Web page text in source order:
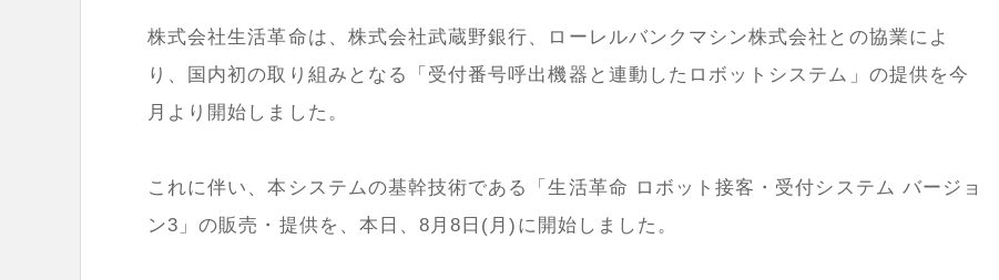
株式会社生活革命は、株式会社武蔵野銀行、ローレルバンクマシン株式会社との協業によ
り、国内初の取り組みとなる「受付番号呼出機器と連動したロボットシステム」の提供を今
月より開始しました。
これに伴い、本システムの基幹技術である「生活革命 ロボット接客・受付システム バージョ
ン3」の販売・提供を、本日、8月8日(月)に開始しました。